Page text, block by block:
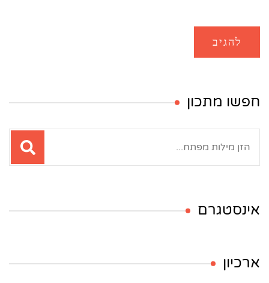
חפשו מתכון
אינסטגרם
ארכיון